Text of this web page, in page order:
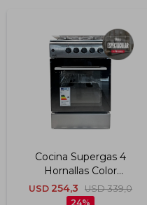
Cocina Supergas 4
Hornallas Color
Inoxidable Jlc
USD 254,3 USD 339,0
24